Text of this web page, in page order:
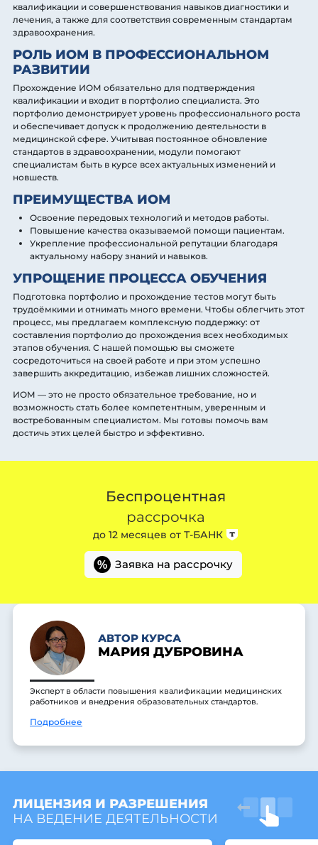
квалификации и совершенствования навыков диагностики и
лечения, а также для соответствия современным стандартам
здравоохранения.
РОЛЬ ИОМ В ПРОФЕССИОНАЛЬНОМ
РАЗВИТИИ
Прохождение ИОМ обязательно для подтверждения
квалификации и входит в портфолио специалиста. Это
портфолио демонстрирует уровень профессионального роста
и обеспечивает допуск к продолжению деятельности в
медицинской сфере. Учитывая постоянное обновление
стандартов в здравоохранении, модули помогают
специалистам быть в курсе всех актуальных изменений и
новшеств.
ПРЕИМУЩЕСТВА ИОМ
Освоение передовых технологий и методов работы.
Повышение качества оказываемой помощи пациентам.
Укрепление профессиональной репутации благодаря
актуальному набору знаний и навыков.
УПРОЩЕНИЕ ПРОЦЕССА ОБУЧЕНИЯ
Подготовка портфолио и прохождение тестов могут быть
трудоёмкими и отнимать много времени. Чтобы облегчить этот
процесс, мы предлагаем комплексную поддержку: от
составления портфолио до прохождения всех необходимых
этапов обучения. С нашей помощью вы сможете
сосредоточиться на своей работе и при этом успешно
завершить аккредитацию, избежав лишних сложностей.
ИОМ — это не просто обязательное требование, но и
возможность стать более компетентным, уверенным и
востребованным специалистом. Мы готовы помочь вам
достичь этих целей быстро и эффективно.
Беспроцентная
рассрочка
до 12 месяцев от Т-БАНК
% Заявка на рассрочку
АВТОР КУРСА
МАРИЯ ДУБРОВИНА
Эксперт в области повышения квалификации медицинских
работников и внедрения образовательных стандартов.
Подробнее
ЛИЦЕНЗИЯ И РАЗРЕШЕНИЯ
НА ВЕДЕНИЕ ДЕЯТЕЛЬНОСТИ